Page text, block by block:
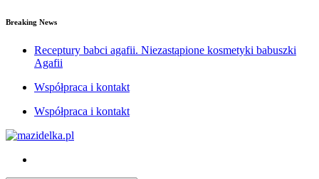
Breaking News
Receptury babci agafii. Niezastąpione kosmetyki babuszki
Agafii
Współpraca i kontakt
Współpraca i kontakt